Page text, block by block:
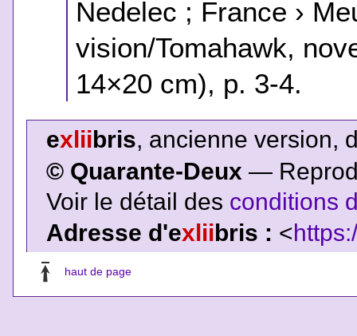
Nedelec ; France ›
vision/Tomahawk,
14×20 cm), p. 3-4.
exlii bris, ancienne version,
© Quarante-Deux —
Voir le détail des conditions
Adresse d'exliibris : <
haut de page